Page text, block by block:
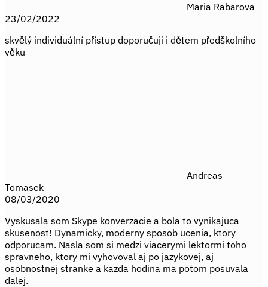
Maria Rabarova
23/02/2022
skvělý individuální přístup doporučuji i dětem předškolního
věku
Andreas
Tomasek
08/03/2020
Vyskusala som Skype konverzacie a bola to vynikajuca
skusenost! Dynamicky, moderny sposob ucenia, ktory
odporucam. Nasla som si medzi viacerymi lektormi toho
spravneho, ktory mi vyhovoval aj po jazykovej, aj
osobnostnej stranke a kazda hodina ma potom posuvala
dalej.